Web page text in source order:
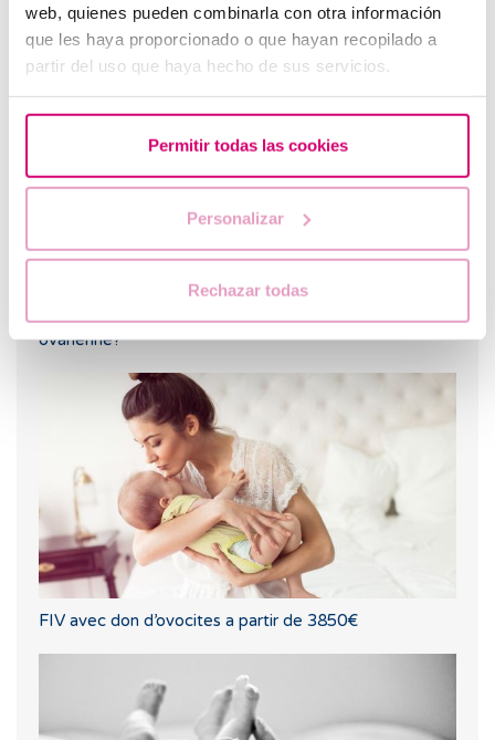
web, quienes pueden combinarla con otra información
que les haya proporcionado o que hayan recopilado a
partir del uso que haya hecho de sus servicios.
Permitir todas las cookies
Personalizar
Rechazar todas
Problèmes de thyroïde et fertilité, comment
affectent-ils
Quelles sont les valeurs qui indiquent une faible réserve
ovarienne?
FIV avec don d’ovocites a partir de 3850€